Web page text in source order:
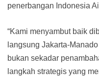
penerbangan Indonesia
“Kami menyambut baik
langsung Jakarta-
bukan sekadar
langkah strategis yang